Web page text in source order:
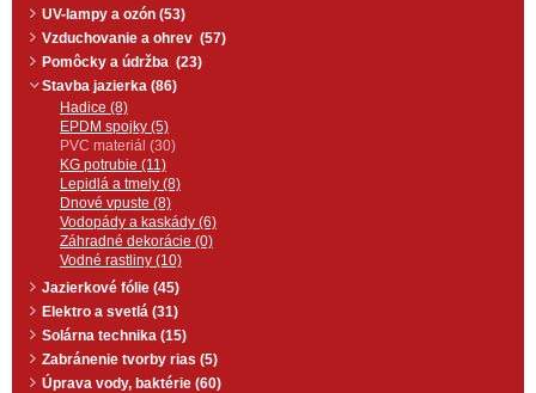
UV-lampy a ozón (53)
Vzduchovanie a ohrev (57)
Pomôcky a údržba (23)
Stavba jazierka (86)
Hadice (8)
EPDM spojky (5)
PVC materiál (30)
KG potrubie (11)
Lepidlá a tmely (8)
Dnové vpuste (8)
Vodopády a kaskády (6)
Záhradné dekorácie (0)
Vodné rastliny (10)
Jazierkové fólie (45)
Elektro a svetlá (31)
Solárna technika (15)
Zabránenie tvorby rias (5)
Úprava vody, baktérie (60)